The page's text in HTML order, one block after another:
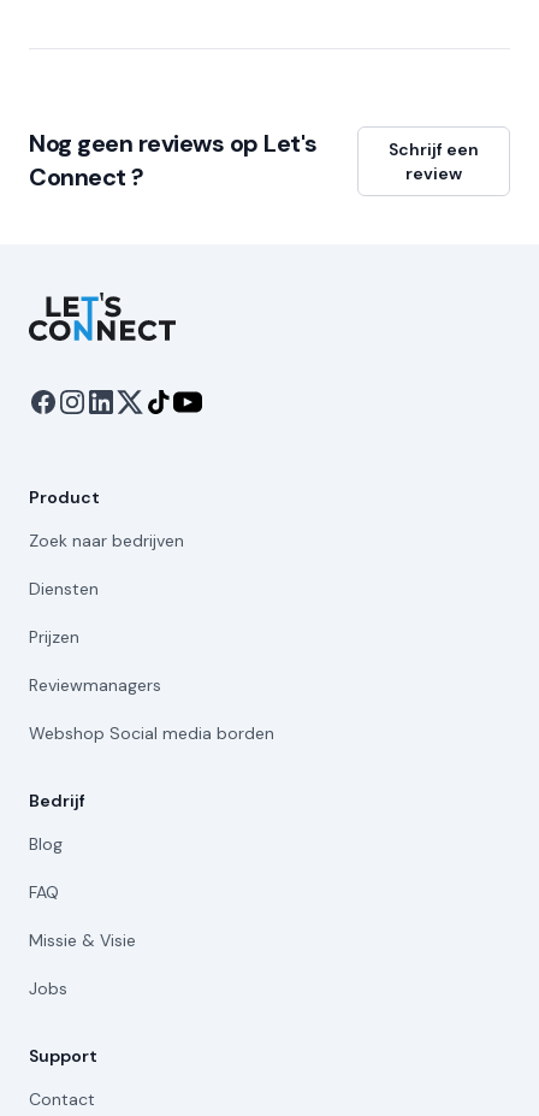
Nog geen reviews op Let's
Connect ?
Schrijf een
review
Let's Connect
Product
Zoek naar bedrijven
Diensten
Prijzen
Reviewmanagers
Webshop Social media borden
Bedrijf
Blog
FAQ
Missie & Visie
Jobs
Support
Contact